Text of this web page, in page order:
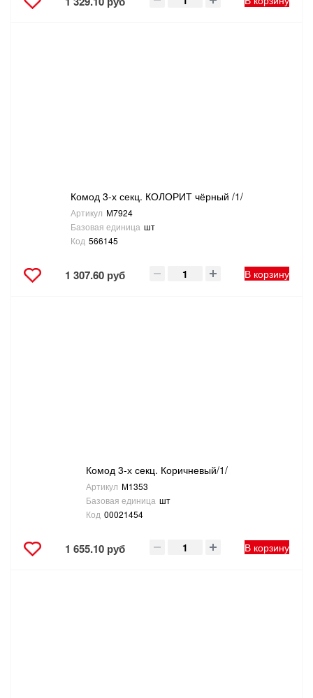
Комод 3-х секц. КОЛОРИТ чёрный /1/
Артикул М7924
Базовая единица шт
Код 566145
1 307.60 руб В корзину
Комод 3-х секц. Коричневый/1/
Артикул М1353
Базовая единица шт
Код 00021454
1 655.10 руб В корзину